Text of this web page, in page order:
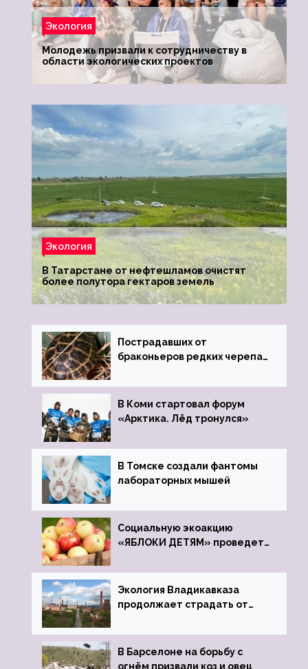
Экология
Молодежь призвали к сотрудничеству в
области экологических проектов
Экология
В Татарстане от нефтешламов очистят
более полутора гектаров земель
Пострадавших от
браконьеров редких черепах
зоопарк
В Коми стартовал форум
«Арктика. Лёд тронулся»
В Томске создали фантомы
лабораторных мышей
Социальную экоакцию
«ЯБЛОКИ ДЕТЯМ» проведет
Экология Владикавказа
продолжает страдать от
В Барселоне на борьбу с
огнём призвали коз и овец